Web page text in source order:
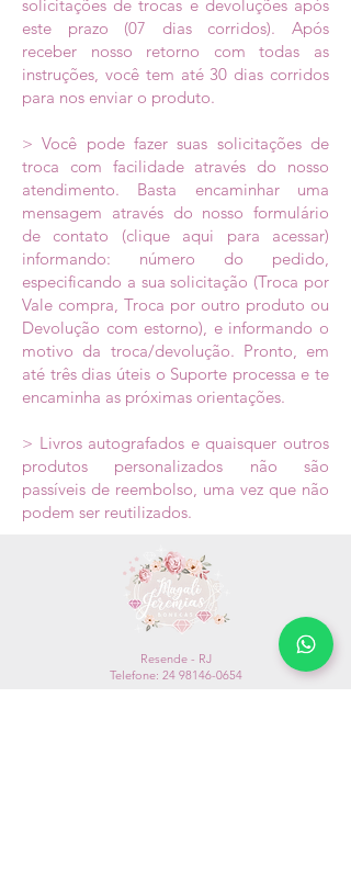
solicitações de trocas e devoluções após
este prazo (07 dias corridos). Após
receber nosso retorno com todas as
instruções, você tem até 30 dias corridos
para nos enviar o produto.
> Você pode fazer suas solicitações de
troca com facilidade através do nosso
atendimento. Basta encaminhar uma
mensagem através do nosso formulário
de contato (clique aqui para acessar)
informando: número do pedido,
especificando a sua solicitação (Troca por
Vale compra, Troca por outro produto ou
Devolução com estorno), e informando o
motivo da troca/devolução. Pronto, em
até três dias úteis o Suporte processa e te
encaminha as próximas orientações.
> Livros autografados e quaisquer outros
produtos personalizados não são
passíveis de reembolso, uma vez que não
podem ser reutilizados.
Resende - RJ
Telefone: 24 98146-0654